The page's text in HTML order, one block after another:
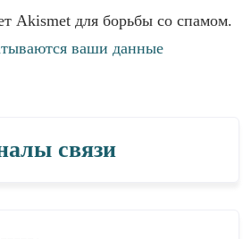
Akismet для борьбы со спамом.
ваши данные
связи